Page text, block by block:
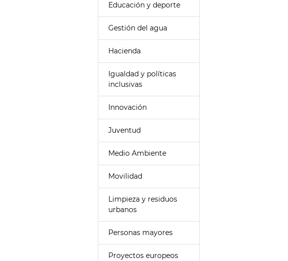
Educación y deporte
Gestión del agua
Hacienda
Igualdad y políticas
inclusivas
Innovación
Juventud
Medio Ambiente
Movilidad
Limpieza y residuos
urbanos
Personas mayores
Proyectos europeos